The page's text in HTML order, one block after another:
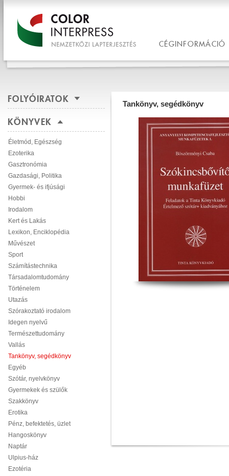
CÉGINFORMÁCIÓ
FOLYÓIRATOK
KÖNYVEK
Életmód, Egészség
Ezoterika
Gasztronómia
Gazdasági, Politika
Gyermek- és ifjúsági
Hobbi
Irodalom
Kert és Lakás
Lexikon, Enciklopédia
Művészet
Sport
Számítástechnika
Társadalomtudomány
Történelem
Utazás
Szórakoztató irodalom
Idegen nyelvű
Természettudomány
Vallás
Tankönyv, segédkönyv
Egyéb
Szótár, nyelvkönyv
Gyermekek és szülők
Szakkönyv
Erotika
Pénz, befektetés, üzlet
Hangoskönyv
Naptár
Ulpius-ház
Ezotéria
Tankönyv, segédkönyv